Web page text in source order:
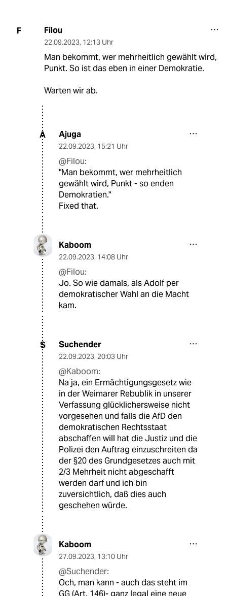
F Filou
22.09.2023, 12:13 Uhr
Man bekommt, wer mehrheitlich gewählt wird,
Punkt. So ist das eben in einer Demokratie.
Warten wir ab.
A Ajuga
22.09.2023, 15:21 Uhr
@Filou:
"Man bekommt, wer mehrheitlich
gewählt wird, Punkt - so enden
Demokratien."
Fixed that.
Kaboom
22.09.2023, 14:08 Uhr
@Filou:
Jo. So wie damals, als Adolf per
demokratischer Wahl an die Macht
kam.
S Suchender
22.09.2023, 20:03 Uhr
@Kaboom:
Na ja, ein Ermächtigungsgesetz wie
in der Weimarer Rebublik in unserer
Verfassung glücklichersweise nicht
vorgesehen und falls die AfD den
demokratischen Rechtsstaat
abschaffen will hat die Justiz und die
Polizei den Auftrag einzuschreiten da
der §20 des Grundgesetzes auch mit
2/3 Mehrheit nicht abgeschafft
werden darf und ich bin
zuversichtlich, daß dies auch
geschehen würde.
Kaboom
27.09.2023, 13:10 Uhr
@Suchender:
Och, man kann - auch das steht im
GG (Art. 146)- ganz legal eine neue